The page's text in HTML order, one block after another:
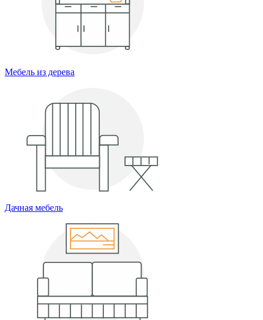
Мебель из дерева
Дачная мебель